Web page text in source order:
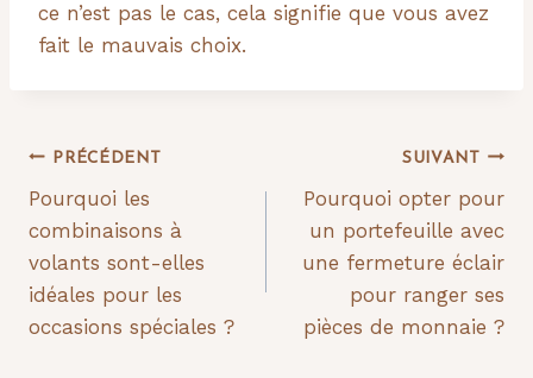
ce n’est pas le cas, cela signifie que vous avez
fait le mauvais choix.
Navigation
de
l’article
PRÉCÉDENT
Pourquoi les
combinaisons à
volants sont-elles
idéales pour les
occasions spéciales ?
SUIVANT
Pourquoi opter pour
un portefeuille avec
une fermeture éclair
pour ranger ses
pièces de monnaie ?